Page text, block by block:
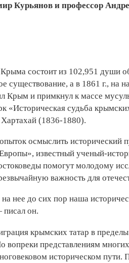
Курьянов и профессор
состоит из 102,951 души
существование, а в 1861 г., на
Крым и примкнул к массе
«Историческая судьба
(1836-1880).
осмыслить исторический
известный ученый-
помогут молодому
важность для
нее до сих пор наша
он.
крымских татар в
представлениям
историческом